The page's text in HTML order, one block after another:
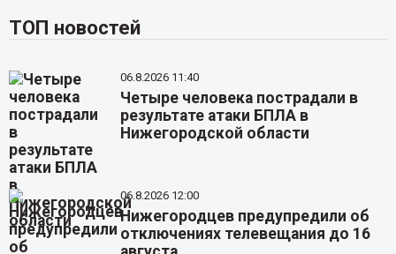
ТОП новостей
06.8.2026 11:40
Четыре человека пострадали в
результате атаки БПЛА в
Нижегородской области
06.8.2026 12:00
Нижегородцев предупредили об
отключениях телевещания до 16